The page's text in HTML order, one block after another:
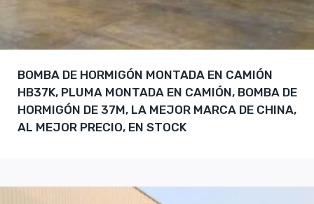
BOMBA DE HORMIGÓN MONTADA EN CAMIÓN
HB37K, PLUMA MONTADA EN CAMIÓN, BOMBA DE
HORMIGÓN DE 37M, LA MEJOR MARCA DE CHINA,
AL MEJOR PRECIO, EN STOCK